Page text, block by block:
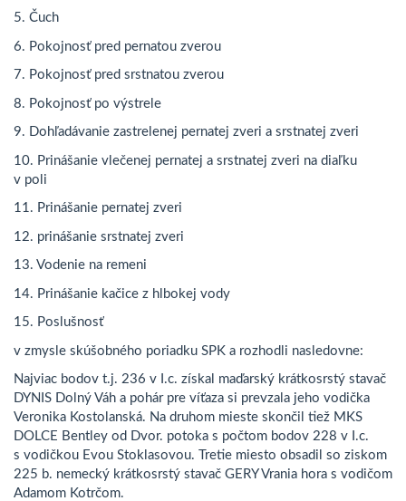
5. Čuch
6. Pokojnosť pred pernatou zverou
7. Pokojnosť pred srstnatou zverou
8. Pokojnosť po výstrele
9. Dohľadávanie zastrelenej pernatej zveri a srstnatej zveri
10. Prinášanie vlečenej pernatej a srstnatej zveri na diaľku
v poli
11. Prinášanie pernatej zveri
12. prinášanie srstnatej zveri
13. Vodenie na remeni
14. Prinášanie kačice z hlbokej vody
15. Poslušnosť
v zmysle skúšobného poriadku SPK a rozhodli nasledovne:
Najviac bodov t.j. 236 v I.c. získal maďarský krátkosrstý stavač
DYNIS Dolný Váh a pohár pre víťaza si prevzala jeho vodička
Veronika Kostolanská. Na druhom mieste skončil tiež MKS
DOLCE Bentley od Dvor. potoka s počtom bodov 228 v I.c.
s vodičkou Evou Stoklasovou. Tretie miesto obsadil so ziskom
225 b. nemecký krátkosrstý stavač GERY Vrania hora s vodičom
Adamom Kotrčom.